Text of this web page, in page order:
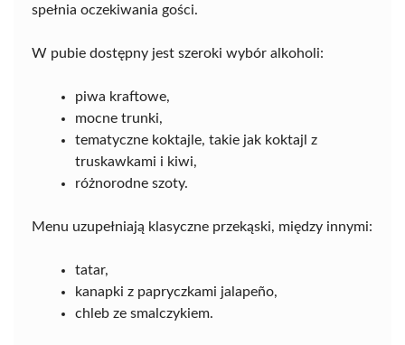
spełnia oczekiwania gości.
W pubie dostępny jest szeroki wybór alkoholi:
piwa kraftowe,
mocne trunki,
tematyczne koktajle, takie jak koktajl z
truskawkami i kiwi,
różnorodne szoty.
Menu uzupełniają klasyczne przekąski, między innymi:
tatar,
kanapki z papryczkami jalapeño,
chleb ze smalczykiem.